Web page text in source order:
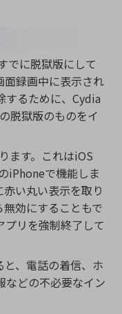
でに脱獄版にして
面録画中に表示され
するために、Cydia
脱獄版のものをイ
ます。これはiOS
iPhoneで機能しま
い丸い表示を取り
効にすることもで
プリを強制終了して
、電話の着信、ホ
などの不必要なイン